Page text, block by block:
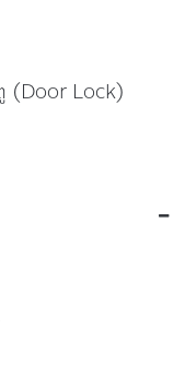
(Door Lock)